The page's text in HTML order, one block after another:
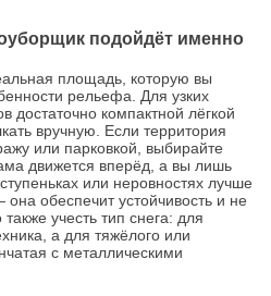
подойдёт именно
площадь, которую вы
рельефа. Для узких
достаточно компактной лёгкой
вручную. Если территория
или парковкой, выбирайте
движется вперёд, а вы лишь
или неровностях лучше
обеспечит устойчивость и не
учесть тип снега: для
а для тяжёлого или
с металлическими